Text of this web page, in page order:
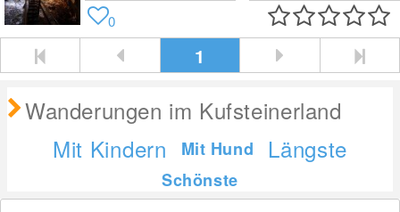
0
1
Wanderungen im Kufsteinerland
Mit Kindern
Mit Hund Längste
Schönste